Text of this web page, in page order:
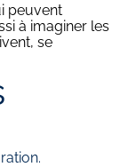
peuvent
à imaginer les
se